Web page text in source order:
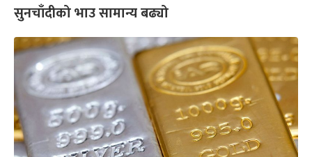
सुनचाँदीको भाउ सामान्य बढ्यो